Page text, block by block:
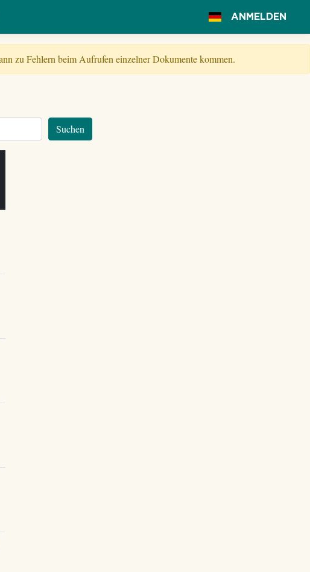
ANMELDEN
zu Fehlern beim Aufrufen einzelner Dokumente kommen.
Suchen